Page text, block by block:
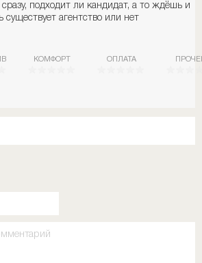
сразу, подходит ли кандидат, а то ждёшь и
существует агентство или нет
КОМФОРТ ОПЛАТА